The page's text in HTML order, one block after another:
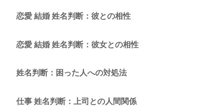
恋愛 結婚 姓名判断：彼との相性
恋愛 結婚 姓名判断：彼女との相性
姓名判断：困った人への対処法
仕事 姓名判断：上司との人間関係